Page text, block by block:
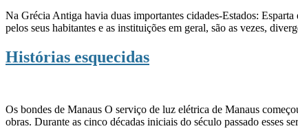
Na Grécia Antiga havia duas importantes cidades-Estados:
pelos seus habitantes e as instituições em geral, são as vezes,
Histórias esquecidas
Os bondes de Manaus O serviço de luz elétrica de Manaus
obras. Durante as cinco décadas iniciais do século passado esses